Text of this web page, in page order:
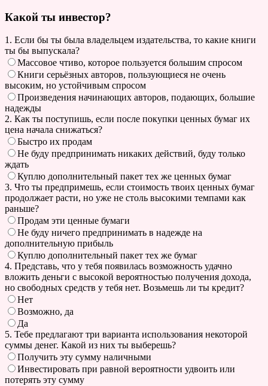
Какой ты инвестор?
1. Если бы ты была владельцем издательства, то какие книги
ты бы выпускала?
Массовое чтиво, которое пользуется большим спросом
Книги серьёзных авторов, пользующиеся не очень
высоким, но устойчивым спросом
Произведения начинающих авторов, подающих, большие
надежды
2. Как ты поступишь, если после покупки ценных бумаг их
цена начала снижаться?
Быстро их продам
Не буду предпринимать никаких действий, буду только
ждать
Куплю дополнительный пакет тех же ценных бумаг
3. Что ты предпримешь, если стоимость твоих ценных бумаг
продолжает расти, но уже не столь высокими темпами как
раньше?
Продам эти ценные бумаги
Не буду ничего предпринимать в надежде на
дополнительную прибыль
Куплю дополнительный пакет тех же бумаг
4. Представь, что у тебя появилась возможность удачно
вложить деньги с высокой вероятностью получения дохода,
но свободных средств у тебя нет. Возьмешь ли ты кредит?
Нет
Возможно, да
Да
5. Тебе предлагают три варианта использования некоторой
суммы денег. Какой из них ты выберешь?
Получить эту сумму наличными
Инвестировать при равной вероятности удвоить или
потерять эту сумму